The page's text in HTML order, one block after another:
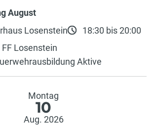
August
Losenstein
18:30 bis 20:00
FF Losenstein
Aktive
Montag
10
Aug. 2026